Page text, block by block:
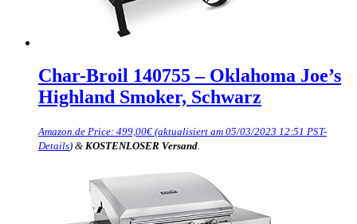
Char-Broil 140755 – Oklahoma Joe’s
Highland Smoker, Schwarz
Amazon.de Price: 499,00€ (aktualisiert am 05/03/2023 12:51 PST-
Details) & KOSTENLOSER Versand.